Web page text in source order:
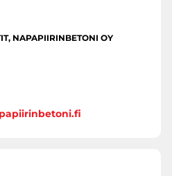
NAPAPIIRINBETONI OY